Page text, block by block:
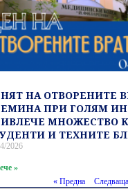
НА ОТВОРЕНИТЕ
ПРИ ГОЛЯМ
МНОЖЕСТВО
И ТЕХНИТЕ
2026
»
« Предна